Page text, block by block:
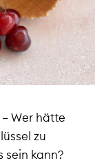
Wer hätte
zu
sein kann?